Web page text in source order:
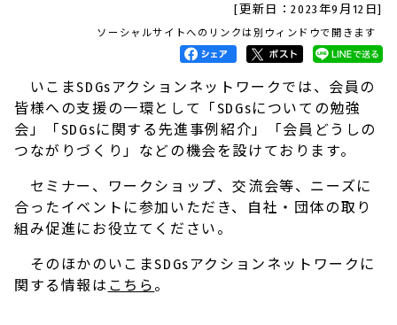
[更新日：2023年9月12日]
ソーシャルサイトへのリンクは別ウィンドウで開きます
いこまSDGsアクションネットワークでは、会員の
皆様への支援の一環として「SDGsについての勉強
会」「SDGsに関する先進事例紹介」「会員どうしの
つながりづくり」などの機会を設けております。
セミナー、ワークショップ、交流会等、ニーズに
合ったイベントに参加いただき、自社・団体の取り
組み促進にお役立てください。
そのほかのいこまSDGsアクションネットワークに
関する情報は こちら 。